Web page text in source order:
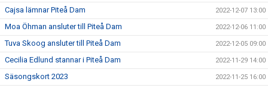
Cajsa lämnar Piteå Dam 2022-12-07 13:00
Moa Öhman ansluter till Piteå Dam 2022-12-06 11:00
Tuva Skoog ansluter till Piteå Dam 2022-12-05 09:00
Cecilia Edlund stannar i Piteå Dam 2022-11-29 14:00
Säsongskort 2023 2022-11-25 16:00